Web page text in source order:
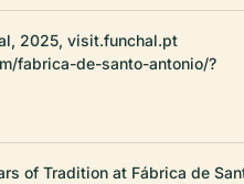
2025, visit.funchal.pt
fabrica-de-santo-antonio/?
of Tradition at Fábrica de